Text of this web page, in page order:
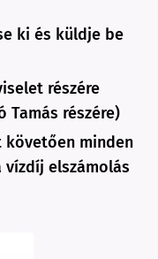
ki és küldje be
részére
Tamás részére)
követően minden
elszámolás